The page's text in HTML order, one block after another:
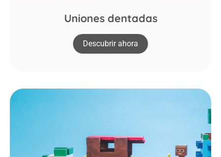
Uniones dentadas
Descubrir ahora